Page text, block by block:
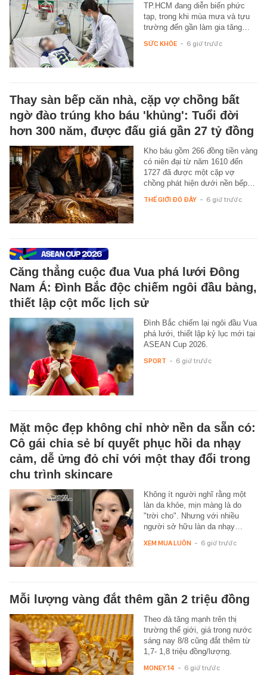
TP.HCM đang diễn biến phức
tạp, trong khi mùa mưa và tựu
trường đến gần làm gia tăng…
SỨC KHỎE - 6 giờ trước
Thay sàn bếp căn nhà, cặp vợ chồng bất
ngờ đào trúng kho báu 'khủng': Tuổi đời
hơn 300 năm, được đấu giá gần 27 tỷ đồng
Kho báu gồm 266 đồng tiền vàng
có niên đại từ năm 1610 đến
1727 đã được một cặp vợ
chồng phát hiện dưới nền bếp…
THẾ GIỚI ĐÓ ĐÂY - 6 giờ trước
Căng thẳng cuộc đua Vua phá lưới Đông
Nam Á: Đình Bắc độc chiếm ngôi đầu bảng,
thiết lập cột mốc lịch sử
Đình Bắc chiếm lại ngôi đầu Vua
phá lưới, thiết lập kỷ lục mới tại
ASEAN Cup 2026.
SPORT - 6 giờ trước
Mặt mộc đẹp không chỉ nhờ nền da sẵn có:
Cô gái chia sẻ bí quyết phục hồi da nhạy
cảm, dễ ửng đỏ chỉ với một thay đổi trong
chu trình skincare
Không ít người nghĩ rằng một
làn da khỏe, mịn màng là do
"trời cho". Nhưng với nhiều
người sở hữu làn da nhạy…
XEM MUA LUÔN - 6 giờ trước
Mỗi lượng vàng đắt thêm gần 2 triệu đồng
Theo đà tăng mạnh trên thị
trường thế giới, giá trong nước
sáng nay 8/8 cũng đắt thêm từ
1,7- 1,8 triệu đồng/lượng.
MONEY.14 - 6 giờ trước